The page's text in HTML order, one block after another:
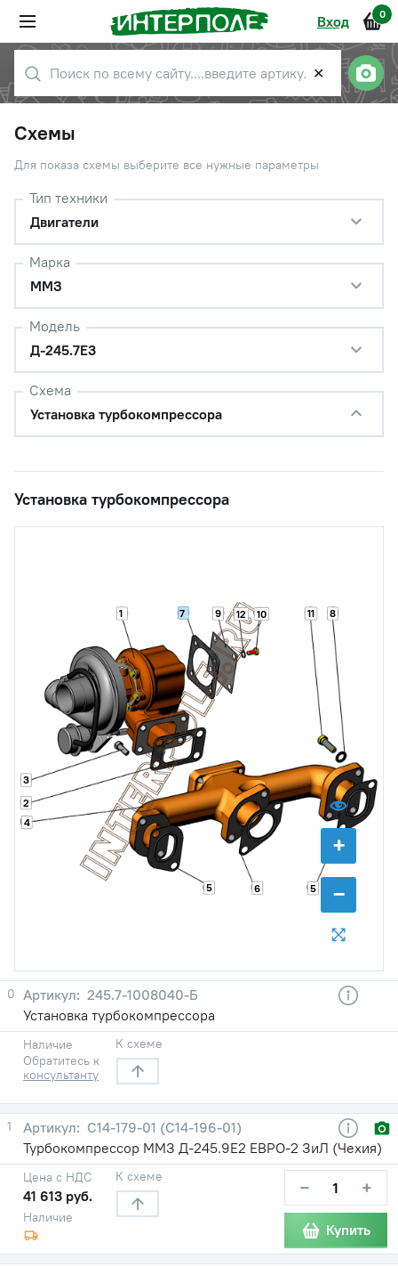
Вход 0
✕
Схемы
Для показа схемы выберите все нужные параметры
Тип техники
Двигатели
Марка
ММЗ
Модель
Д-245.7Е3
Схема
Установка турбокомпрессора
Установка турбокомпрессора
+
−
1
2
3
4
5 5
6
7 8
9 10 11
12
0
245.7-1008040-Б
Установка турбокомпрессора
Наличие
Обратитесь к
консультанту
К схеме
1
С14-179-01 (С14-196-01)
Турбокомпрессор ММЗ Д-245.9Е2 ЕВРО-2 ЗиЛ (Чехия)
Наличие
Цена с НДС
41 613 руб.
К схеме − +
Купить